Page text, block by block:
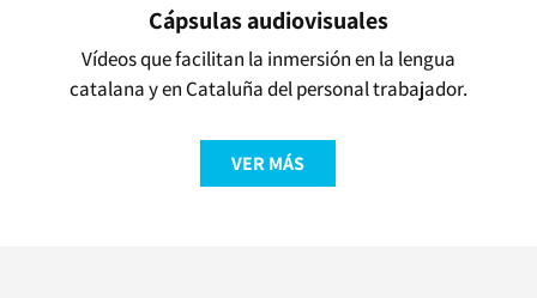
Cápsulas audiovisuales
Vídeos que facilitan la inmersión en la lengua
catalana y en Cataluña del personal trabajador.
VER MÁS